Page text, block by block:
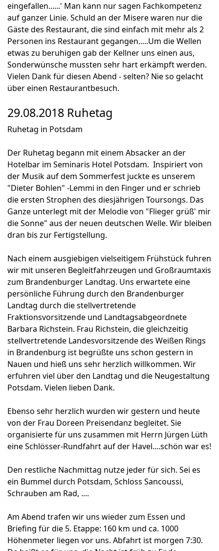
eingefallen......' Man kann nur sagen Fachkompetenz
auf ganzer Linie. Schuld an der Misere waren nur die
Gäste des Restaurant, die sind einfach mit mehr als 2
Personen ins Restaurant gegangen.....Um die Wellen
etwas zu beruhigen gab der Kellner uns einen aus,
Sonderwünsche mussten sehr hart erkämpft werden.
Vielen Dank für diesen Abend - selten? Nie so gelacht
über einen Restaurantbesuch.
29.08.2018 Ruhetag
Ruhetag in Potsdam
Der Ruhetag begann mit einem Absacker an der
Hotelbar im Seminaris Hotel Potsdam. Inspiriert von
der Musik auf dem Sommerfest juckte es unserem
"Dieter Bohlen" -Lemmi in den Finger und er schrieb
die ersten Strophen des diesjährigen Toursongs. Das
Ganze unterlegt mit der Melodie von "Flieger grüß' mir
die Sonne" aus der neuen deutschen Welle. Wir bleiben
dran bis zur Fertigstellung.
Nach einem ausgiebigen vielseitigem Frühstück fuhren
wir mit unseren Begleitfahrzeugen und Großraumtaxis
zum Brandenburger Landtag. Uns erwartete eine
persönliche Führung durch den Brandenburger
Landtag durch die stellvertretende
Fraktionsvorsitzende und Landtagsabgeordnete
Barbara Richstein. Frau Richstein, die gleichzeitig
stellvertretende Landesvorsitzende des Weißen Rings
in Brandenburg ist begrüßte uns schon gestern in
Nauen und hieß uns sehr herzlich willkommen. Wir
erfuhren viel über den Landtag und die Neugestaltung
Potsdam. Vielen lieben Dank.
Ebenso sehr herzlich wurden wir gestern und heute
von der Frau Doreen Preisendanz begleitet. Sie
organisierte für uns zusammen mit Herrn Jürgen Lüth
eine Schlösser-Rundfahrt auf der Havel....schön war es!
Den restliche Nachmittag nutze jeder für sich. Sei es
ein Bummel durch Potsdam, Schloss Sancoussi,
Schrauben am Rad, ....
Am Abend trafen wir uns wieder zum Essen und
Briefing für die 5. Etappe: 160 km und ca. 1000
Höhenmeter liegen vor uns. Abfahrt ist morgen 7:30.